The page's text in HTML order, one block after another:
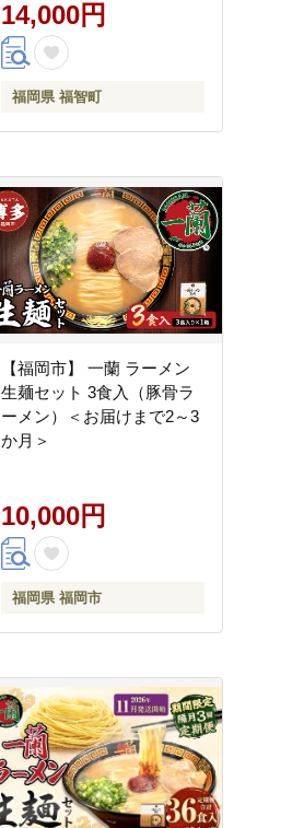
14,000円
福岡県 福智町
【福岡市】 一蘭 ラーメン
生麺セット 3食入（豚骨ラ
ーメン）＜お届けまで2～3
か月＞
10,000円
福岡県 福岡市